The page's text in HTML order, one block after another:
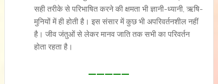
सही तरीके से परिभाषित करने की क्षमता भी ज्ञानी-ध्यानी, ऋषि-
मुनियों में ही होती है। इस संसार में कुछ भी अपरिवर्तनशील नहीं
है। जीव जंतुओं से लेकर मानव जाति तक सभी का परिवर्तन
होता रहता है।
—————